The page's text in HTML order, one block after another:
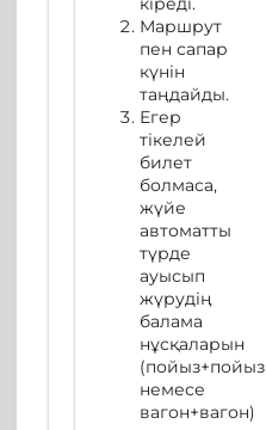
Маршрут
пен сапар
күнін
таңдайды.
Егер
тікелей
билет
болмаса,
жүйе
автоматты
түрде
ауысып
жүрудің
балама
нұсқаларын
(пойыз+пойыз
немесе
вагон+вагон)